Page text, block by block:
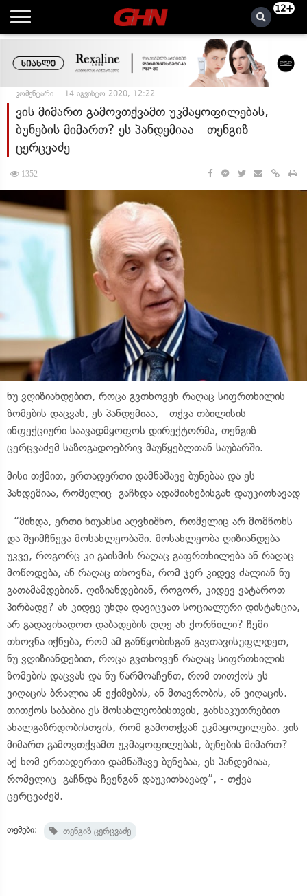
12+
კომენტარი 14 აგვისტო 2020, 12:22
ვის მიმართ გამოვთქვამთ უკმაყოფილებას,
ბუნების მიმართ? ეს პანდემიაა - თენგიზ
ცერცვაძე
1352
ნუ ვღიზიანდებით, როცა გვთხოვენ რაღაც სიფრთხილის
ზომების დაცვას, ეს პანდემიაა, - თქვა თბილისის
ინფექციური საავადმყოფოს დირექტორმა, თენგიზ
ცერცვაძემ საზოგადოებრივ მაუწყებლთან საუბარში.
მისი თქმით, ერთადერთი დამნაშავე ბუნებაა და ეს
პანდემიაა, რომელიც გაჩნდა ადამიანებისგან დაუკითხავად
“მინდა, ერთი ნიუანსი აღვნიშნო, რომელიც არ მომწონს
და შეიმჩნევა მოსახლეობაში. მოსახლეობა ღიზიანდება
უკვე, როგორც კი გაისმის რაღაც გაფრთხილება ან რაღაც
მოწოდება, ან რაღაც თხოვნა, რომ ჯერ კიდევ ძალიან ნუ
გათამამდებიან. ღიზიანდებიან, როგორ, კიდევ ვატაროთ
პირბადე? ან კიდევ უნდა დავიცვათ სოციალური დისტანცია,
არ გადავიხადოთ დაბადების დღე ან ქორწილი? ჩემი
თხოვნა იქნება, რომ ამ განწყობისგან გავთავისუფლდეთ,
ნუ ვღიზიანდებით, როცა გვთხოვენ რაღაც სიფრთხილის
ზომების დაცვას და ნუ წარმოაჩენთ, რომ თითქოს ეს
ვიღაცის ბრალია ან ექიმების, ან მთავრობის, ან ვიღაცის.
თითქოს საბაბია ეს მოსახლეობისთვის, განსაკუთრებით
ახალგაზრდობისთვის, რომ გამოთქვან უკმაყოფილება. ვის
მიმართ გამოვთქვამთ უკმაყოფილებას, ბუნების მიმართ?
აქ ხომ ერთადერთი დამნაშავე ბუნებაა, ეს პანდემიაა,
რომელიც გაჩნდა ჩვენგან დაუკითხავად”, - თქვა
ცერცვაძემ.
თემები: თენგიზ ცერცვაძე